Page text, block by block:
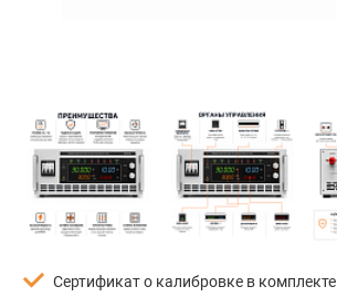
Сертификат о калибровке в комплекте